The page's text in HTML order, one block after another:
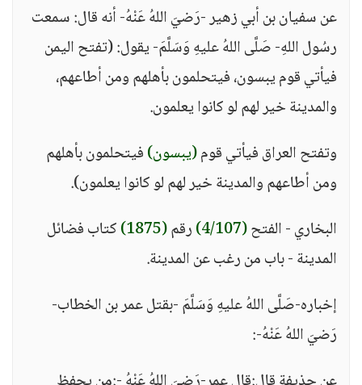
عن سفيان بن أبي زهير -رَضيَ اللهُ عَنْهُ- أنه قال: سمعت
رسُول اللهِ- صَلَّى اللهُ عليهِ وَسَلَّمَ- يقول: (تفتح اليمن
فيأتي قوم يبسون، فيتحلمون بأهلهم ومن أطاعهم،
والمدينة خير لهم لو كانوا يعلمون.
وتفتح العراق فيأتي قوم(يبسون)فيتحلمون بأهلهم
ومن أطاعهم والمدينة خير لهم لو كانوا يعلمون).
البخاري - الفتح(4/107) رقم(1875)
كتاب فضائل
المدينة - باب من رغب عن المدينة.
إخباره-صَلَّى اللهُ عليهِ وَسَلَّمَ -بقتل عمر بن الخطاب-
رَضيَ اللهُ عَنْهُ-: